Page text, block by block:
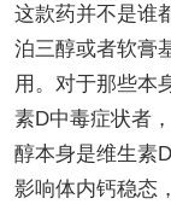
这款药并不是谁
泊三醇或者软膏
用。对于那些本
素D中毒症状者
醇本身是维生素
影响体内钙稳态